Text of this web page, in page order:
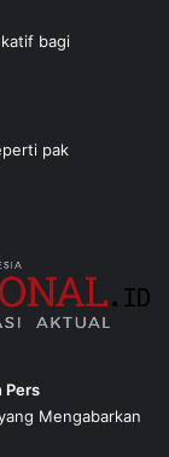
bagi
pak
Pers
Mengabarkan